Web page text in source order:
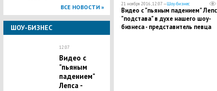
ВСЕ НОВОСТИ »
ШОУ-БИЗНЕС
12:07
Видео с
"пьяным
падением"
Лепса -
21 ноября 2016, 12:07 —Шоу-бизнес
Видео с "пьяным падением"
"подстава" в духе нашего шоу-
бизнеса - представитель певца